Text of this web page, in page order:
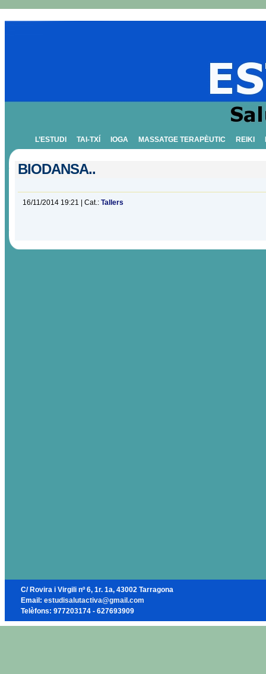
L’ESTUDI TAI-TXÍ IOGA MASSATGE TERAPÈUTIC REIKI
BIODANSA..
16/11/2014 19:21 | Cat.: Tallers
C/ Rovira i Virgili nº 6, 1r. 1a, 43002 Tarragona
Email: estudisalutactiva@gmail.com
Telèfons: 977203174 - 627693909